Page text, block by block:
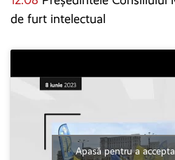
de furt intelectual
Apasă pentru a